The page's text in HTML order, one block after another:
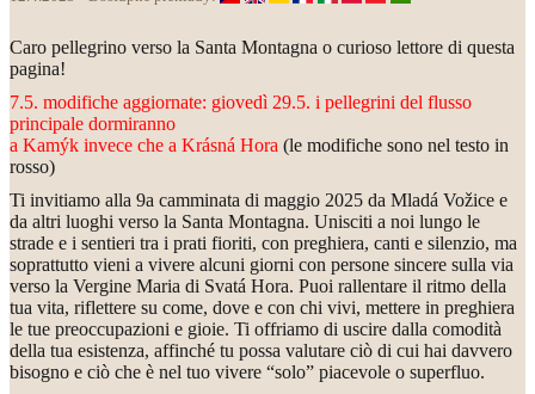
Caro pellegrino verso la Santa Montagna o curioso lettore di questa
pagina!
7.5. modifiche aggiornate: giovedì 29.5. i pellegrini del flusso
principale dormiranno
a Kamýk invece che a Krásná Hora (le modifiche sono nel testo in
rosso)
Ti invitiamo alla 9a camminata di maggio 2025 da Mladá Vožice e
da altri luoghi verso la Santa Montagna. Unisciti a noi lungo le
strade e i sentieri tra i prati fioriti, con preghiera, canti e silenzio, ma
soprattutto vieni a vivere alcuni giorni con persone sincere sulla via
verso la Vergine Maria di Svatá Hora. Puoi rallentare il ritmo della
tua vita, riflettere su come, dove e con chi vivi, mettere in preghiera
le tue preoccupazioni e gioie. Ti offriamo di uscire dalla comodità
della tua esistenza, affinché tu possa valutare ciò di cui hai davvero
bisogno e ciò che è nel tuo vivere “solo” piacevole o superfluo.